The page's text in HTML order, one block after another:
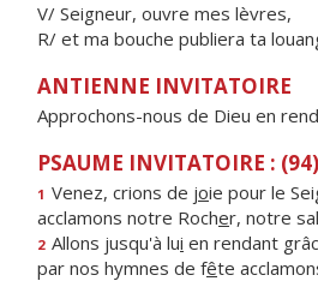
V/ Seigneur, ouvre mes lèvres,
R/ et ma bouche publiera ta
ANTIENNE INVITATOIRE
Approchons-nous de Dieu en
PSAUME INVITATOIRE : (94)
1 Venez, crions de joie pour le
acclamons notre Rocher, notre
2 Allons jusqu'à lui en rendant
par nos hymnes de fête